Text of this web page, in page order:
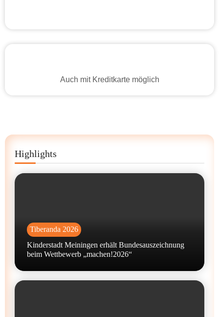
Auch mit Kreditkarte möglich
Highlights
Tiberanda 2026
Kinderstadt Meiningen erhält Bundesauszeichnung
beim Wettbewerb „machen!2026“